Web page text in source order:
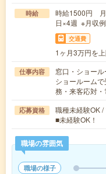
時給
時給1500円 月
日×4週 ※月収
交通費
1ヶ月3万円を
仕事内容
窓口・ショー
ショールーム
務・来客応対
応募資格
職種未経験OK
■未経験OK！
職場の雰囲気
職場の様子